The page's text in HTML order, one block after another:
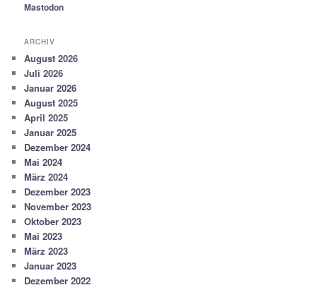
Mastodon
ARCHIV
August 2026
Juli 2026
Januar 2026
August 2025
April 2025
Januar 2025
Dezember 2024
Mai 2024
März 2024
Dezember 2023
November 2023
Oktober 2023
Mai 2023
März 2023
Januar 2023
Dezember 2022